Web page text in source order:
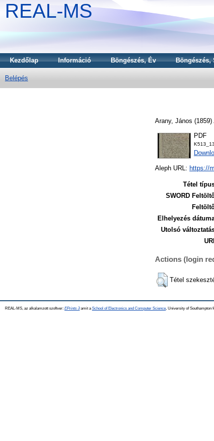
REAL-MS
Kezdőlap Információ Böngészés, Év Böngészés,
Belépés
Arany, János (1859)
PDF
Aleph URL: https://
Tétel
SWORD
Elhelyezés
Utolsó
Actions (login
Tétel
REAL-MS, az alkalamzott szoftver: EPrints 3amit a School of Electronics and Computer Science , University of Southampton